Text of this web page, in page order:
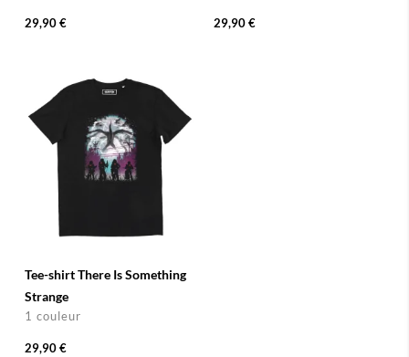
29,90 € 29,90 €
Tee-shirt There Is Something
Strange
1 couleur
29,90 €